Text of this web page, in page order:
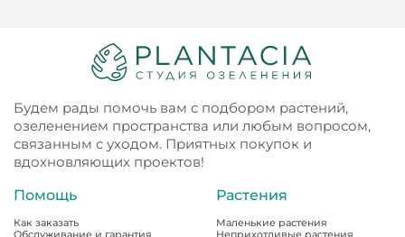
Будем рады помочь вам с подбором растений,
озеленением пространства или любым вопросом,
связанным с уходом. Приятных покупок и
вдохновляющих проектов!
Помощь
Как заказать
Растения
Маленькие растения